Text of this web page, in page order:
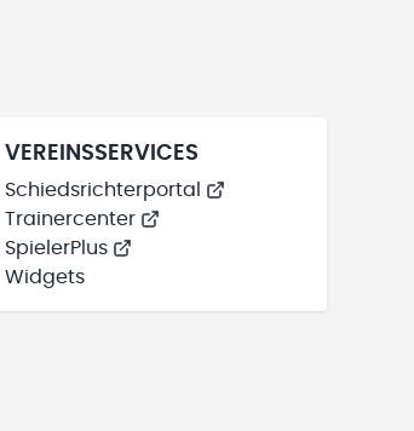
VEREINSSERVICES
Schiedsrichterportal
Trainercenter
SpielerPlus
Widgets